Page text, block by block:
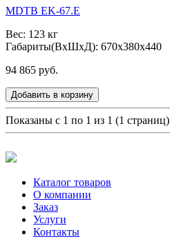
MDTB EK-67.E
Вес: 123 кг
Габариты(ВxШxД): 670x380x440
94 865 руб.
Добавить в корзину
Показаны с 1 по 1 из 1 (1 страниц)
Каталог товаров
О компании
Заказ
Услуги
Контакты